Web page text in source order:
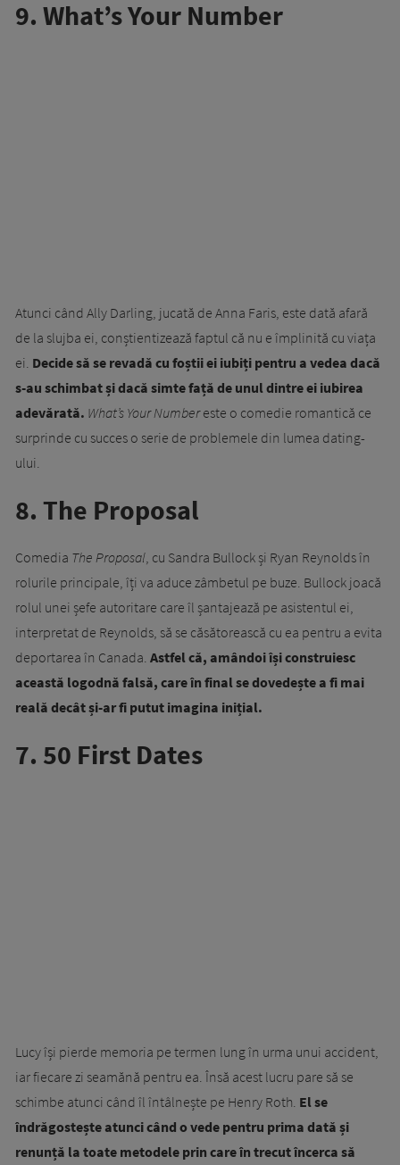
9. What’s Your Number
Atunci când Ally Darling, jucată de Anna Faris, este dată afară
de la slujba ei, conștientizează faptul că nu e împlinită cu viața
ei. Decide să se revadă cu foștii ei iubiți pentru a vedea dacă
s-au schimbat și dacă simte față de unul dintre ei iubirea
adevărată. What’s Your Numbereste o comedie romantică ce
surprinde cu succes o serie de problemele din lumea dating-
ului.
8. The Proposal
Comedia The Proposal, cu Sandra Bullock și Ryan Reynolds în
rolurile principale, îți va aduce zâmbetul pe buze. Bullock joacă
rolul unei șefe autoritare care îl șantajează pe asistentul ei,
interpretat de Reynolds, să se căsătorească cu ea pentru a evita
deportarea în Canada. Astfel că, amândoi își construiesc
această logodnă falsă, care în final se dovedește a fi mai
reală decât și-ar fi putut imagina inițial.
7. 50 First Dates
Lucy își pierde memoria pe termen lung în urma unui accident,
iar fiecare zi seamănă pentru ea. Însă acest lucru pare să se
schimbe atunci când îl întâlnește pe Henry Roth. El se
îndrăgostește atunci când o vede pentru prima dată și
renunță la toate metodele prin care în trecut încerca să